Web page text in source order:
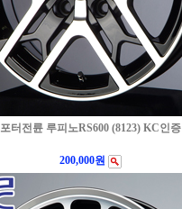
포터전륜 루피노RS600 (8123) KC인증
200,000원